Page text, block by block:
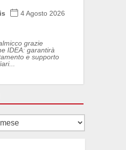
4 Agosto 2026
grazie
IDEA: garantirà
e supporto